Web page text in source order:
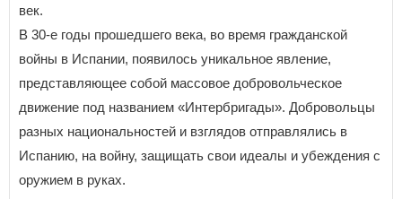
век.
В 30-е годы прошедшего века, во время гражданской
войны в Испании, появилось уникальное явление,
представляющее собой массовое добровольческое
движение под названием «Интербригады». Добровольцы
разных национальностей и взглядов отправлялись в
Испанию, на войну, защищать свои идеалы и убеждения с
оружием в руках.